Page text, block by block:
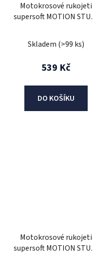
Motokrosové rukojeti
supersoft MOTION
Skladem (>99 ks)
539 Kč
DO KOŠÍKU
Motokrosové rukojeti
supersoft MOTION